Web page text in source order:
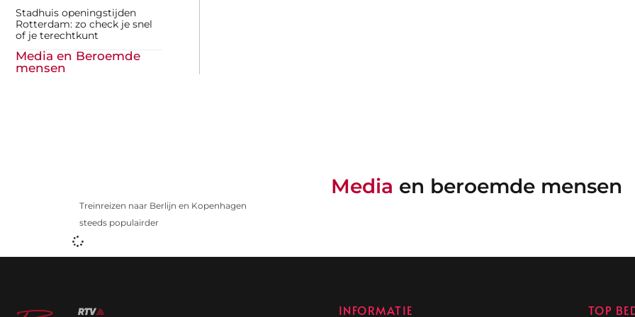
Stadhuis openingstijden
Rotterdam: zo check je snel
of je terechtkunt
Media en Beroemde
mensen
Media en beroemde mensen
Treinreizen naar Berlijn en Kopenhagen
steeds populairder
INFORMATIE TOP